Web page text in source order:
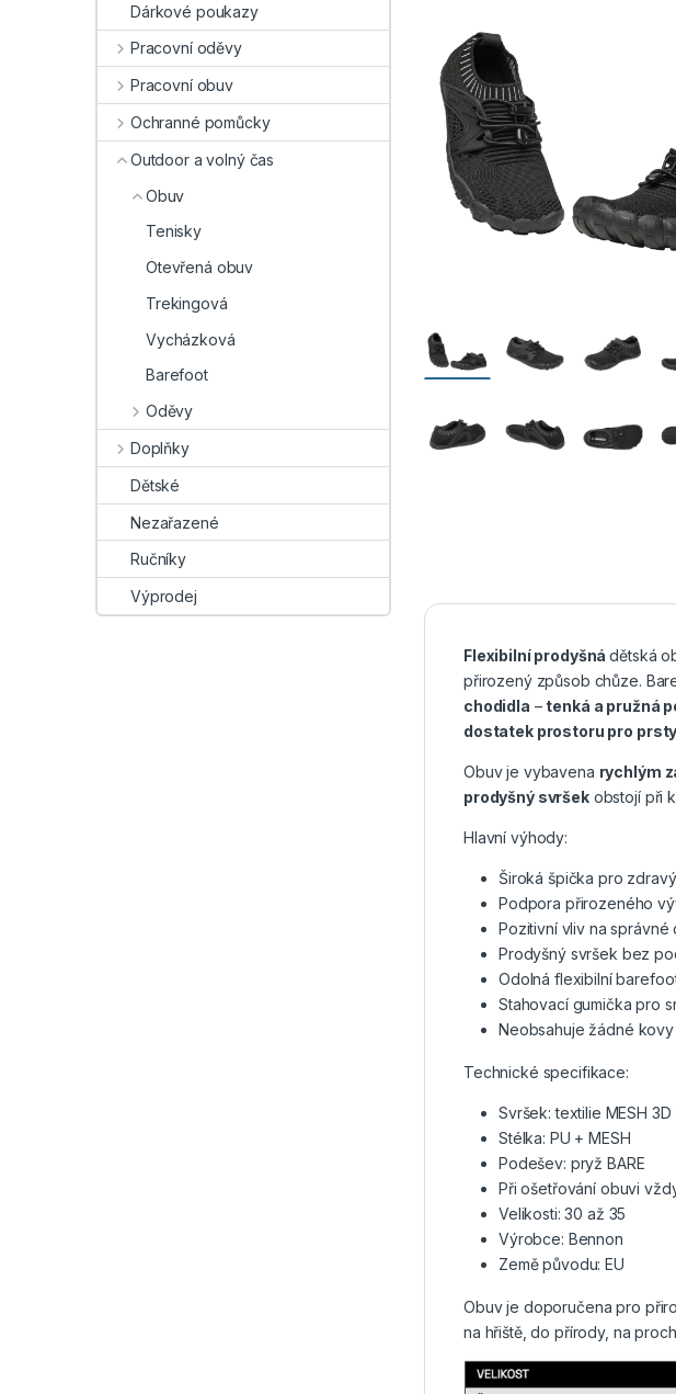
Flexibilní prodyšnádětská
přirozený způsob chůze.
chodidla – tenká a pružná
dostatek prostoru pro prsty
Obuv je vybavena rychlým
prodyšný svršekobstojí při
Hlavní výhody:
Široká špička pro
Podpora přirozeného
Pozitivní vliv na správné
Prodyšný svršek bez
Odolná flexibilní
Stahovací gumička pro
Neobsahuje žádné kovy
Technické specifikace:
Svršek: textilie MESH 3D
Stélka: PU + MESH
Podešev: pryž BARE
Při ošetřování obuvi
Velikosti: 30 až 35
Výrobce: Bennon
Země původu: EU
Obuv je doporučena pro
na hřiště, do přírody, na
Dárkové poukazy
Pracovní oděvy
Pracovní obuv
Ochranné pomůcky
Outdoor a volný čas
Obuv
Tenisky
Otevřená obuv
Trekingová
Vycházková
Barefoot
Oděvy
Doplňky
Dětské
Nezařazené
Ručníky
Výprodej